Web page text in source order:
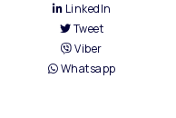
LinkedIn
Tweet
Viber
Whatsapp